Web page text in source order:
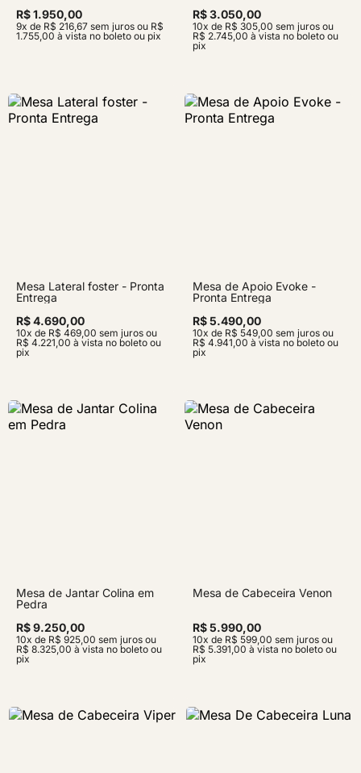
R$ 1.950,00
9x de R$ 216,67 sem juros ou R$
1.755,00 à vista no boleto ou pix
R$ 3.050,00
10x de R$ 305,00 sem juros ou
R$ 2.745,00 à vista no boleto ou
pix
Mesa Lateral foster - Pronta
Entrega
R$ 4.690,00
10x de R$ 469,00 sem juros ou
R$ 4.221,00 à vista no boleto ou
pix
Mesa de Apoio Evoke -
Pronta Entrega
R$ 5.490,00
10x de R$ 549,00 sem juros ou
R$ 4.941,00 à vista no boleto ou
pix
Mesa de Jantar Colina em
Pedra
R$ 9.250,00
10x de R$ 925,00 sem juros ou
R$ 8.325,00 à vista no boleto ou
pix
Mesa de Cabeceira Venon
R$ 5.990,00
10x de R$ 599,00 sem juros ou
R$ 5.391,00 à vista no boleto ou
pix